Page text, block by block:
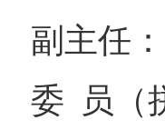
副主任
委
员（